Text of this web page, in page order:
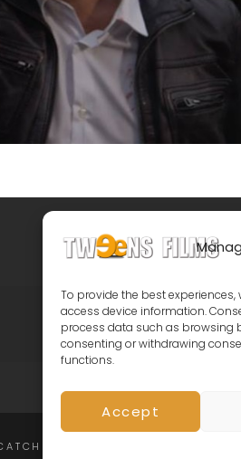
To provide the best
access device information.
process data such as browsing
consenting or withdrawing
functions.
Accept
FULLSCREEN BY CATCH